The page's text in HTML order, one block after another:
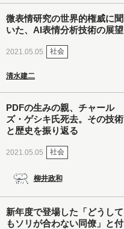
微表情研究の世界的権威に聞
いた、AI表情分析技術の展望
2021.05.05 社会
清水建二
PDFの生みの親、チャール
ズ・ゲシキ氏死去。その技術
と歴史を振り返る
2021.05.05 社会
柳井政和
新年度で登場した「どうして
もソリが合わない同僚」と付